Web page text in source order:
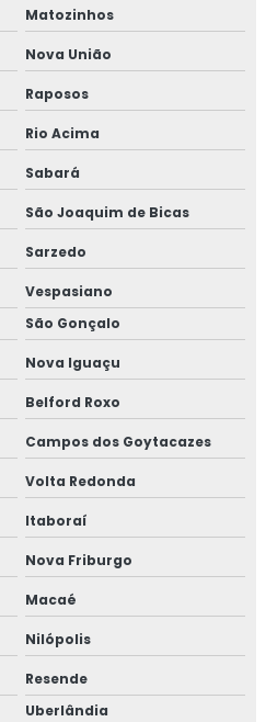
trabalho
do trabalho
esocial
em belo horizonte
bh
Matozinhos
Nova União
Raposos
Rio Acima
Sabará
São Joaquim de Bicas
Sarzedo
Vespasiano
São Gonçalo
Nova Iguaçu
Belford Roxo
Campos dos Goytacazes
Volta Redonda
Itaboraí
Nova Friburgo
Macaé
Nilópolis
Resende
Uberlândia